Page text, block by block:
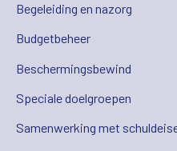
Begeleiding en nazorg
Budgetbeheer
Beschermingsbewind
Speciale doelgroepen
Samenwerking met